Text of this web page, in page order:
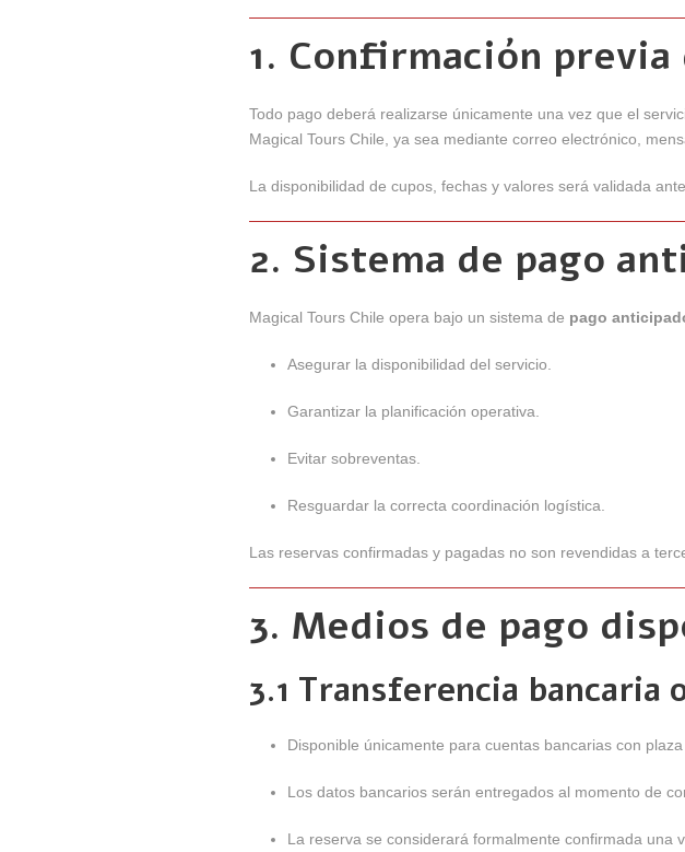
1. Confirmación
Todo pago deberá realizarse únicamente una vez que el
Magical Tours Chile, ya sea mediante correo electrónico,
La disponibilidad de cupos, fechas y valores será validada
2. Sistema de pago
Magical Tours Chile opera bajo un sistema de pago
Asegurar la disponibilidad del servicio.
Garantizar la planificación operativa.
Evitar sobreventas.
Resguardar la correcta coordinación logística.
Las reservas confirmadas y pagadas no son revendidas a
3. Medios de pago
3.1 Transferencia bancaria
Disponible únicamente para cuentas bancarias con plaza
Los datos bancarios serán entregados al momento de
La reserva se considerará formalmente confirmada una